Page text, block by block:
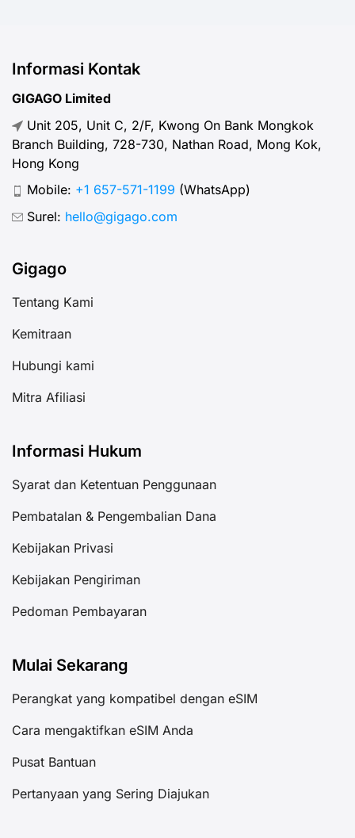
Informasi Kontak
GIGAGO Limited
Unit 205, Unit C, 2/F, Kwong On Bank Mongkok
Branch Building, 728-730, Nathan Road, Mong Kok,
Hong Kong
Mobile: +1 657-571-1199 (WhatsApp)
Surel: hello@gigago.com
Gigago
Tentang Kami
Kemitraan
Hubungi kami
Mitra Afiliasi
Informasi Hukum
Syarat dan Ketentuan Penggunaan
Pembatalan & Pengembalian Dana
Kebijakan Privasi
Kebijakan Pengiriman
Pedoman Pembayaran
Mulai Sekarang
Perangkat yang kompatibel dengan eSIM
Cara mengaktifkan eSIM Anda
Pusat Bantuan
Pertanyaan yang Sering Diajukan